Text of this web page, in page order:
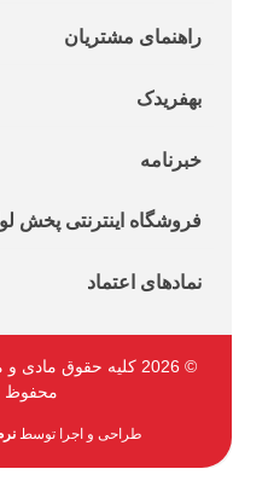
راهنمای مشتریان
بهفریدک
خبرنامه
فروشگاه اینترنتی پخش
نمادهای اعتماد
طراحی و اجرا توسط
© 2026 کلیه حقوق
محفوظ